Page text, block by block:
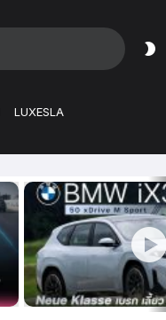
LUXESLA